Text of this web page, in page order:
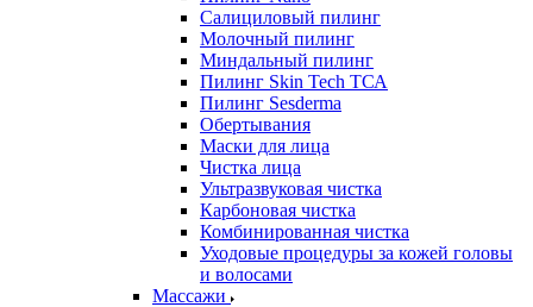
Салициловый пилинг
Молочный пилинг
Миндальный пилинг
Пилинг Skin Tech ТСА
Пилинг Sesderma
Обертывания
Маски для лица
Чистка лица
Ультразвуковая чистка
Карбоновая чистка
Комбинированная чистка
Уходовые процедуры за кожей головы
и волосами
Массажи